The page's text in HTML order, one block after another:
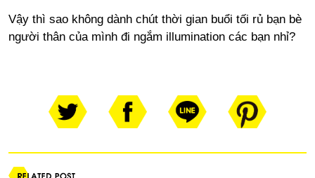
Vậy thì sao không dành chút thời gian buổi tối rủ bạn bè
người thân của mình đi ngắm illumination các bạn nhỉ?